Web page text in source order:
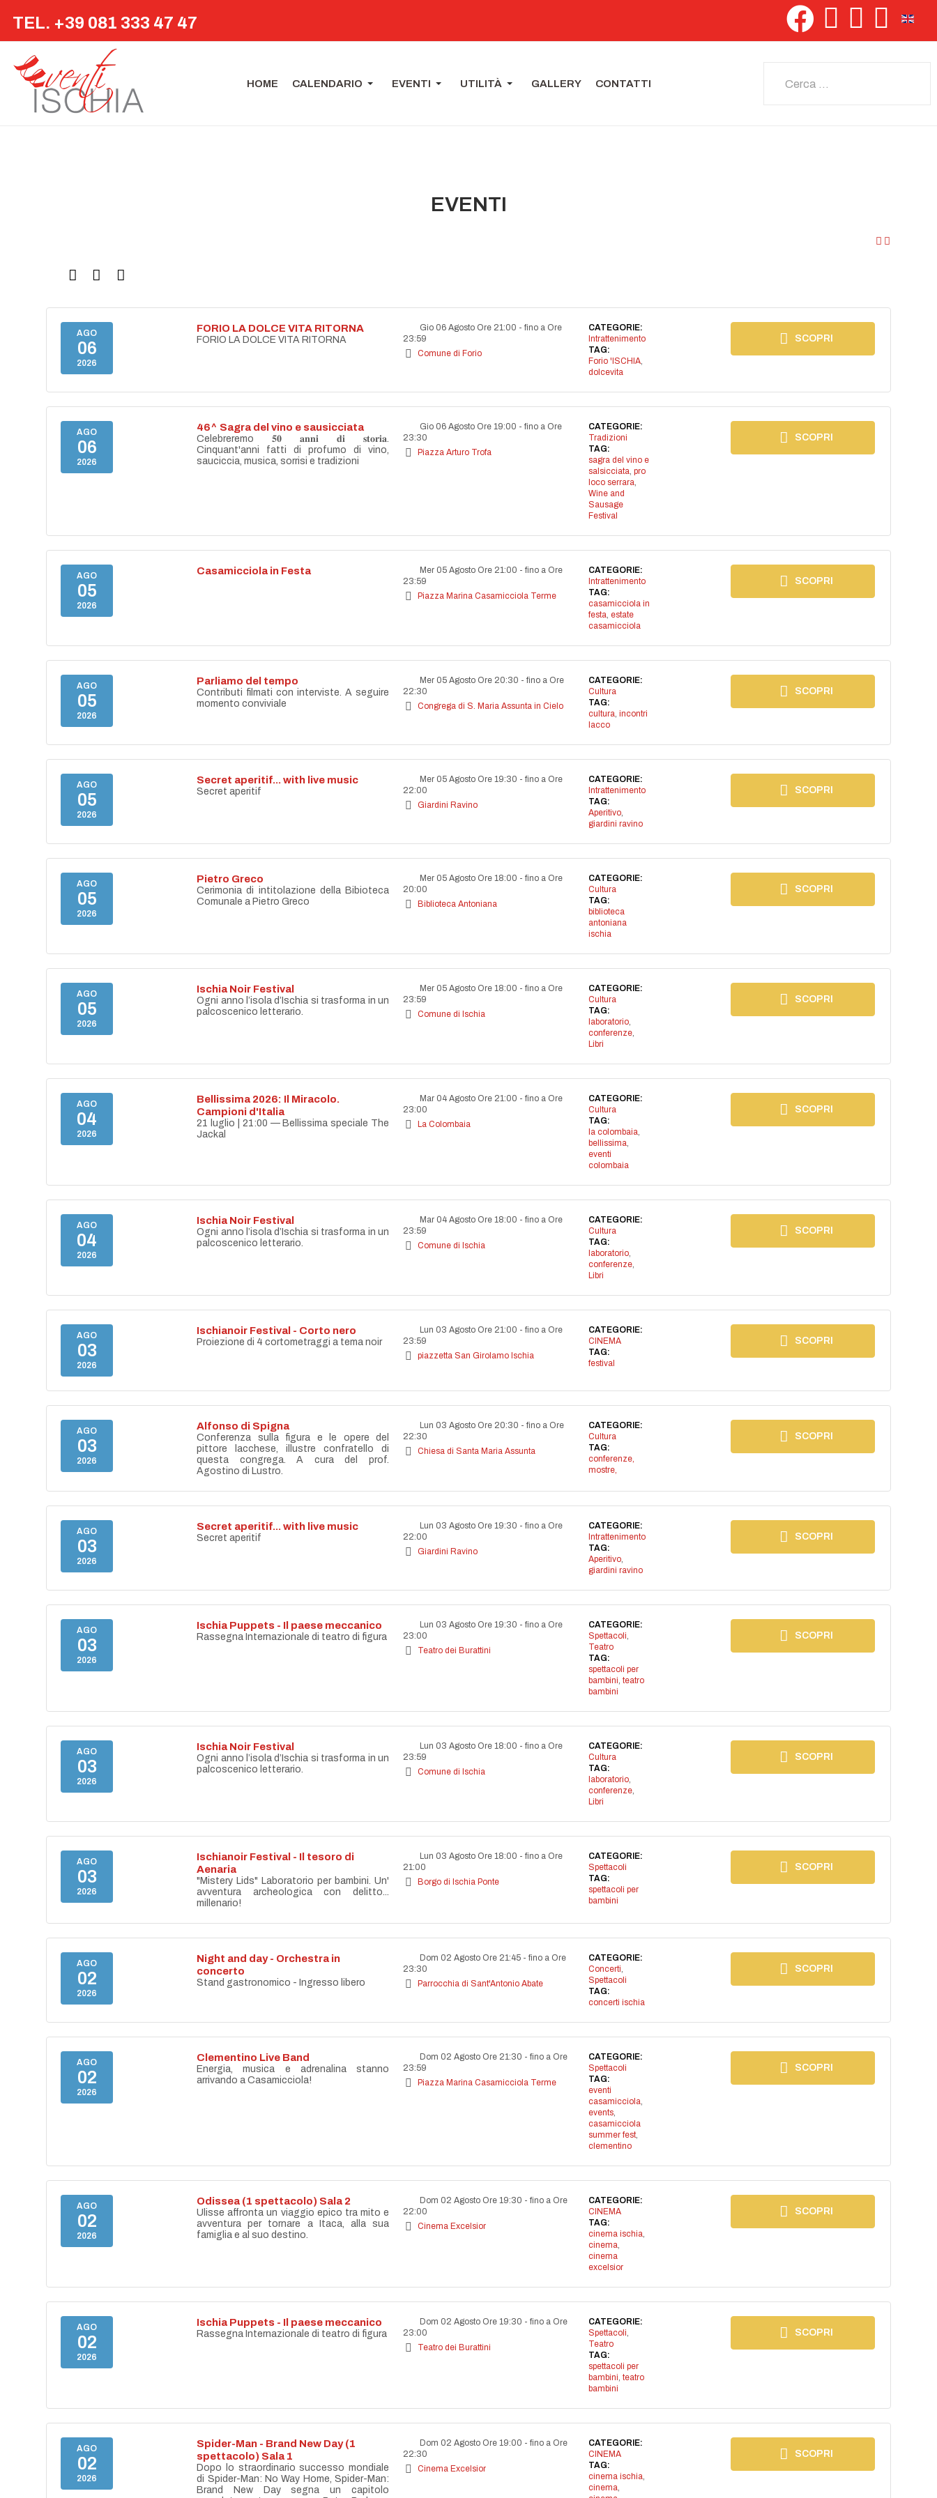
TEL. +39 081 333 47 47
HOME CALENDARIO EVENTI UTILITÀ GALLERY CONTATTI
EVENTI
AGO
06
2026
FORIO LA DOLCE VITA RITORNA
FORIO LA DOLCE VITA RITORNA
Gio 06 Agosto Ore 21:00 - fino a Ore
23:59
Comune di Forio
CATEGORIE:
Intrattenimento
TAG:
Forio 'ISCHIA,
dolcevita
SCOPRI
AGO
06
2026
46^ Sagra del vino e sausicciata
Celebreremo 𝟓𝟎 𝐚𝐧𝐧𝐢 𝐝𝐢 𝐬𝐭𝐨𝐫𝐢𝐚.
Cinquant'anni fatti di profumo di vino,
sauciccia, musica, sorrisi e tradizioni
Gio 06 Agosto Ore 19:00 - fino a Ore
23:30
Piazza Arturo Trofa
CATEGORIE:
Tradizioni
TAG:
sagra del vino e
salsicciata, pro
loco serrara,
Wine and
Sausage
Festival
SCOPRI
AGO
05
2026
Casamicciola in Festa Mer 05 Agosto Ore 21:00 - fino a Ore
23:59
Piazza Marina Casamicciola Terme
CATEGORIE:
Intrattenimento
TAG:
casamicciola in
festa, estate
casamicciola
SCOPRI
AGO
05
2026
Parliamo del tempo
Contributi filmati con interviste. A seguire
momento conviviale
Mer 05 Agosto Ore 20:30 - fino a Ore
22:30
Congrega di S. Maria Assunta in Cielo
CATEGORIE:
Cultura
TAG:
cultura, incontri
lacco
SCOPRI
AGO
05
2026
Secret aperitif... with live music
Secret aperitif
Mer 05 Agosto Ore 19:30 - fino a Ore
22:00
Giardini Ravino
CATEGORIE:
Intrattenimento
TAG:
Aperitivo,
giardini ravino
SCOPRI
AGO
05
2026
Pietro Greco
Cerimonia di intitolazione della Bibioteca
Comunale a Pietro Greco
Mer 05 Agosto Ore 18:00 - fino a Ore
20:00
Biblioteca Antoniana
CATEGORIE:
Cultura
TAG:
biblioteca
antoniana
ischia
SCOPRI
AGO
05
2026
Ischia Noir Festival
Ogni anno l’isola d’Ischia si trasforma in un
palcoscenico letterario.
Mer 05 Agosto Ore 18:00 - fino a Ore
23:59
Comune di Ischia
CATEGORIE:
Cultura
TAG:
laboratorio,
conferenze,
Libri
SCOPRI
AGO
04
2026
Bellissima 2026: Il Miracolo.
Campioni d'Italia
21 luglio | 21:00 — Bellissima speciale The
Jackal
Mar 04 Agosto Ore 21:00 - fino a Ore
23:00
La Colombaia
CATEGORIE:
Cultura
TAG:
la colombaia,
bellissima,
eventi
colombaia
SCOPRI
AGO
04
2026
Ischia Noir Festival
Ogni anno l’isola d’Ischia si trasforma in un
palcoscenico letterario.
Mar 04 Agosto Ore 18:00 - fino a Ore
23:59
Comune di Ischia
CATEGORIE:
Cultura
TAG:
laboratorio,
conferenze,
Libri
SCOPRI
AGO
03
2026
Ischianoir Festival - Corto nero
Proiezione di 4 cortometraggi a tema noir
Lun 03 Agosto Ore 21:00 - fino a Ore
23:59
piazzetta San Girolamo Ischia
CATEGORIE:
CINEMA
TAG:
festival
SCOPRI
AGO
03
2026
Alfonso di Spigna
Conferenza sulla figura e le opere del
pittore lacchese, illustre confratello di
questa congrega. A cura del prof.
Agostino di Lustro.
Lun 03 Agosto Ore 20:30 - fino a Ore
22:30
Chiesa di Santa Maria Assunta
CATEGORIE:
Cultura
TAG:
conferenze,
mostre,
SCOPRI
AGO
03
2026
Secret aperitif... with live music
Secret aperitif
Lun 03 Agosto Ore 19:30 - fino a Ore
22:00
Giardini Ravino
CATEGORIE:
Intrattenimento
TAG:
Aperitivo,
giardini ravino
SCOPRI
AGO
03
2026
Ischia Puppets - Il paese meccanico
Rassegna Internazionale di teatro di figura
Lun 03 Agosto Ore 19:30 - fino a Ore
23:00
Teatro dei Burattini
CATEGORIE:
Spettacoli,
Teatro
TAG:
spettacoli per
bambini, teatro
bambini
SCOPRI
AGO
03
2026
Ischia Noir Festival
Ogni anno l’isola d’Ischia si trasforma in un
palcoscenico letterario.
Lun 03 Agosto Ore 18:00 - fino a Ore
23:59
Comune di Ischia
CATEGORIE:
Cultura
TAG:
laboratorio,
conferenze,
Libri
SCOPRI
AGO
03
2026
Ischianoir Festival - Il tesoro di
Aenaria
"Mistery Lids" Laboratorio per bambini. Un'
avventura archeologica con delitto...
millenario!
Lun 03 Agosto Ore 18:00 - fino a Ore
21:00
Borgo di Ischia Ponte
CATEGORIE:
Spettacoli
TAG:
spettacoli per
bambini
SCOPRI
AGO
02
2026
Night and day - Orchestra in
concerto
Stand gastronomico - Ingresso libero
Dom 02 Agosto Ore 21:45 - fino a Ore
23:30
Parrocchia di Sant'Antonio Abate
CATEGORIE:
Concerti,
Spettacoli
TAG:
concerti ischia
SCOPRI
AGO
02
2026
Clementino Live Band
Energia, musica e adrenalina stanno
arrivando a Casamicciola!
Dom 02 Agosto Ore 21:30 - fino a Ore
23:59
Piazza Marina Casamicciola Terme
CATEGORIE:
Spettacoli
TAG:
eventi
casamicciola,
events,
casamicciola
summer fest,
clementino
SCOPRI
AGO
02
2026
Odissea (1 spettacolo) Sala 2
Ulisse affronta un viaggio epico tra mito e
avventura per tornare a Itaca, alla sua
famiglia e al suo destino.
Dom 02 Agosto Ore 19:30 - fino a Ore
22:00
Cinema Excelsior
CATEGORIE:
CINEMA
TAG:
cinema ischia,
cinema,
cinema
excelsior
SCOPRI
AGO
02
2026
Ischia Puppets - Il paese meccanico
Rassegna Internazionale di teatro di figura
Dom 02 Agosto Ore 19:30 - fino a Ore
23:00
Teatro dei Burattini
CATEGORIE:
Spettacoli,
Teatro
TAG:
spettacoli per
bambini, teatro
bambini
SCOPRI
AGO
02
2026
Spider-Man - Brand New Day (1
spettacolo) Sala 1
Dopo lo straordinario successo mondiale
di Spider-Man: No Way Home, Spider-Man:
Brand New Day segna un capitolo
Dom 02 Agosto Ore 19:00 - fino a Ore
22:30
Cinema Excelsior
CATEGORIE:
CINEMA
TAG:
cinema ischia,
cinema,
SCOPRI